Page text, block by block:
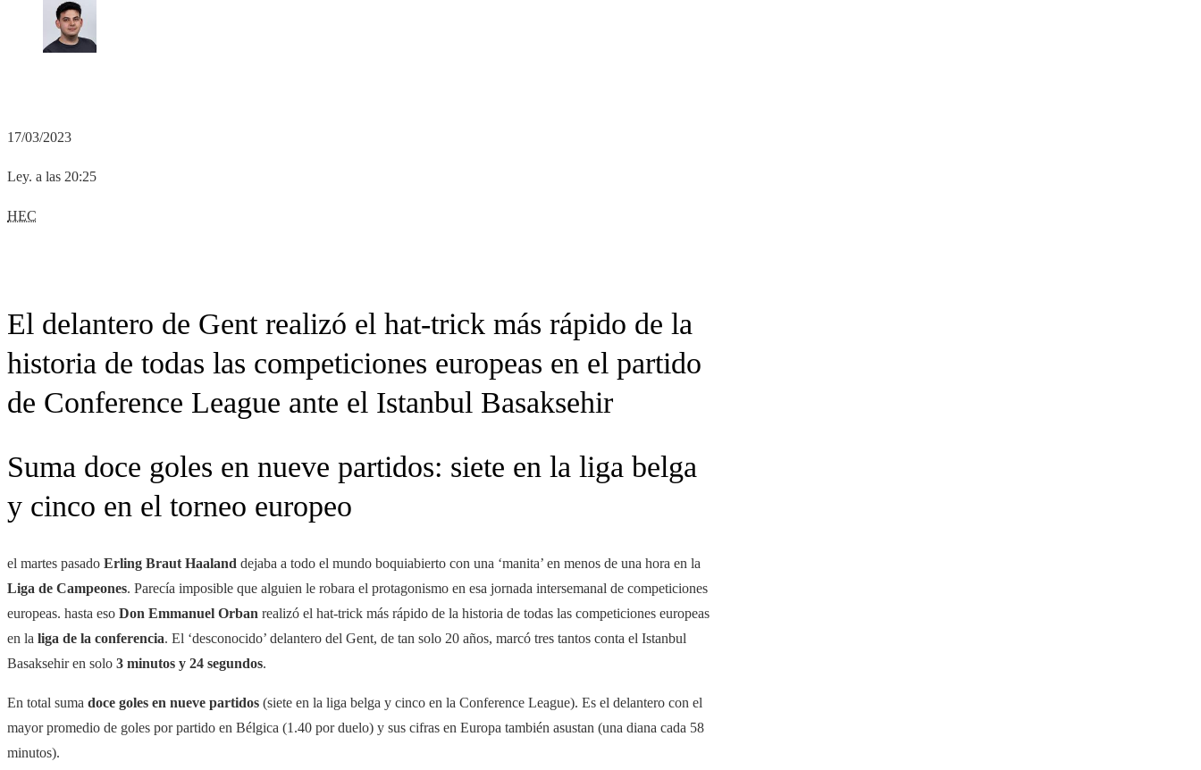
17/03/2023
Ley. a las 20:25
HEC
El delantero de Gent realizó el hat-trick más rápido de la
historia de todas las competiciones europeas en el partido
de Conference League ante el Istanbul Basaksehir
Suma doce goles en nueve partidos: siete en la liga belga
y cinco en el torneo europeo
el martes pasado Erling Braut Haaland dejaba a todo el mundo boquiabierto con una ‘manita’ en menos de una hora en la
Liga de Campeones. Parecía imposible que alguien le robara el protagonismo en esa jornada intersemanal de competiciones
europeas. hasta eso Don Emmanuel Orban realizó el hat-trick más rápido de la historia de todas las competiciones europeas
en la liga de la conferencia. El ‘desconocido’ delantero del Gent, de tan solo 20 años, marcó tres tantos conta el Istanbul
Basaksehir en solo 3 minutos y 24 segundos.
En total suma doce goles en nueve partidos (siete en la liga belga y cinco en la Conference League). Es el delantero con el
mayor promedio de goles por partido en Bélgica (1.40 por duelo) y sus cifras en Europa también asustan (una diana cada 58
minutos).